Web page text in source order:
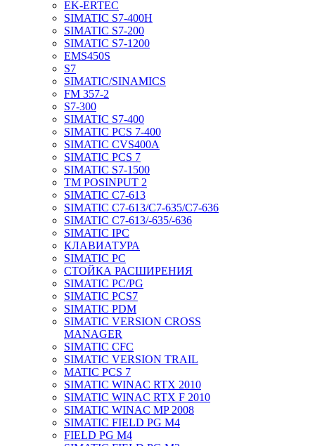
EK-ERTEC
SIMATIC S7-400H
SIMATIC S7-200
SIMATIC S7-1200
EMS450S
S7
SIMATIC/SINAMICS
FM 357-2
S7-300
SIMATIC S7-400
SIMATIC PCS 7-400
SIMATIC CVS400A
SIMATIC PCS 7
SIMATIC S7-1500
TM POSINPUT 2
SIMATIC C7-613
SIMATIC C7-613/C7-635/C7-636
SIMATIC C7-613/-635/-636
SIMATIC IPC
КЛАВИАТУРА
SIMATIC PC
СТОЙКА РАСШИРЕНИЯ
SIMATIC PC/PG
SIMATIC PCS7
SIMATIC PDM
SIMATIC VERSION CROSS
MANAGER
SIMATIC CFC
SIMATIC VERSION TRAIL
MATIC PCS 7
SIMATIC WINAC RTX 2010
SIMATIC WINAC RTX F 2010
SIMATIC WINAC MP 2008
SIMATIC FIELD PG M4
FIELD PG M4